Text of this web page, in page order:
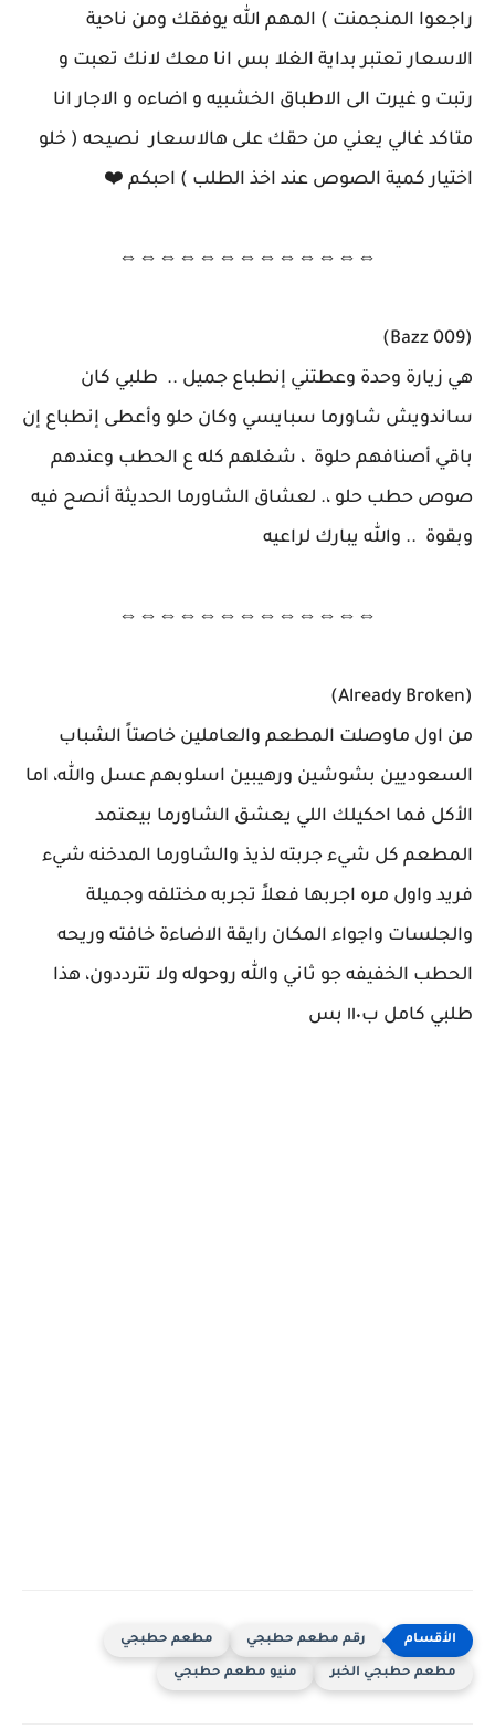
راجعوا المنجمنت ) المهم الله يوفقك ومن ناحية
الاسعار تعتبر بداية الغلا بس انا معك لانك تعبت و
رتبت و غيرت الى الاطباق الخشبيه و اضاءه و الاجار انا
متاكد غالي يعني من حقك على هالاسعار نصيحه ( خلو
اختيار كمية الصوص عند اخذ الطلب ) احبكم ❤️
⇔⇔⇔⇔⇔⇔⇔⇔⇔⇔⇔⇔⇔
(Bazz 009)
هي زيارة وحدة وعطتني إنطباع جميل .. طلبي كان
ساندويش شاورما سبايسي وكان حلو وأعطى إنطباع إن
باقي أصنافهم حلوة ، شغلهم كله ع الحطب وعندهم
صوص حطب حلو ،. لعشاق الشاورما الحديثة أنصح فيه
وبقوة .. والله يبارك لراعيه
⇔⇔⇔⇔⇔⇔⇔⇔⇔⇔⇔⇔⇔
(Already Broken)
من اول ماوصلت المطعم والعاملين خاصتاً الشباب
السعوديين بشوشين ورهيبين اسلوبهم عسل والله، اما
الأكل فما احكيلك اللي يعشق الشاورما بيعتمد
المطعم كل شيء جربته لذيذ والشاورما المدخنه شيء
فريد واول مره اجربها فعلاً تجربه مختلفه وجميلة
والجلسات واجواء المكان رايقة الاضاءة خافته وريحه
الحطب الخفيفه جو ثاني والله روحوله ولا تترددون، هذا
طلبي كامل ب١١٠ بس
رقم مطعم حطبجي مطعم حطبجي
مطعم حطبجي الخبر منيو مطعم حطبجي